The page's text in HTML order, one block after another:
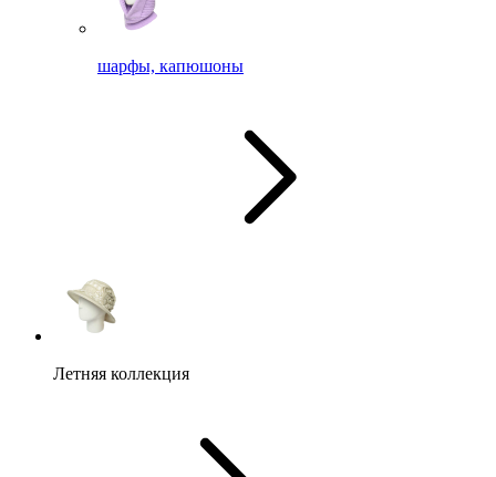
шарфы, капюшоны
Летняя коллекция